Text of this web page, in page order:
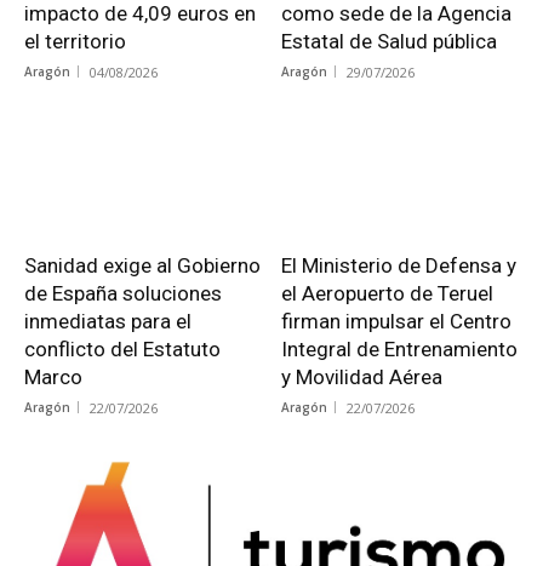
impacto de 4,09 euros en
el territorio
Aragón 04/08/2026
como sede de la Agencia
Estatal de Salud pública
Aragón 29/07/2026
Sanidad exige al Gobierno
de España soluciones
inmediatas para el
conflicto del Estatuto
Marco
Aragón 22/07/2026
El Ministerio de Defensa y
el Aeropuerto de Teruel
firman impulsar el Centro
Integral de Entrenamiento
y Movilidad Aérea
Aragón 22/07/2026